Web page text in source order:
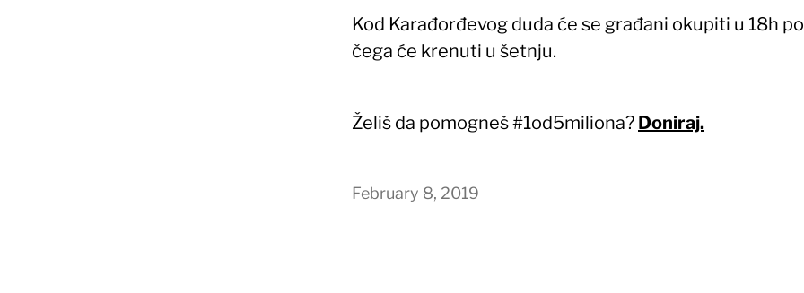
Kod Karađorđevog duda će se građani okupiti u 18h
čega će krenuti u šetnju.
Želiš da pomogneš #1od5miliona? Doniraj.
February 8, 2019